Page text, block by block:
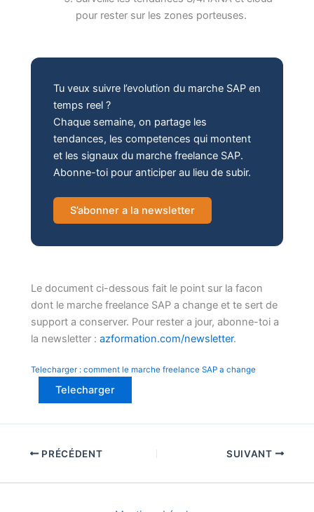
pour rester sur les zones porteuses.
Tu veux suivre l’evolution du marche SAP en
temps reel ?
Chaque semaine, on partage les
tendances, les competences qui montent
et les signaux du marche freelance SAP.
Abonne-toi pour anticiper au lieu de subir.
S’abonner a la newsletter
Le document ci-dessous fait le point sur la facon
dont le marche freelance SAP a change et te sert de
support a conserver. Pour rester a jour, abonne-toi a
la newsletter : azformation.com/newsletter.
Telecharger : comment le marche freelance SAP a change
Telecharger
PRÉCÉDENT SUIVANT